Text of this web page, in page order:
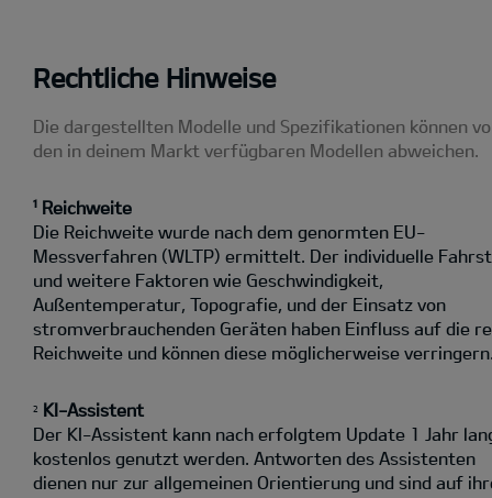
Rechtliche Hinweise
Die dargestellten Modelle und Spezifikationen können
den in deinem Markt verfügbaren Modellen abweichen.
¹ Reichweite
Die Reichweite wurde nach dem genormten EU-
Messverfahren (WLTP) ermittelt. Der individuelle
und weitere Faktoren wie Geschwindigkeit,
Außentemperatur, Topografie‚ und der Einsatz von
stromverbrauchenden Geräten haben Einfluss auf die
Reichweite und können diese möglicherweise
2 KI-Assistent
Der KI-Assistent kann nach erfolgtem Update 1 Jahr
kostenlos genutzt werden. Antworten des Assistenten
dienen nur zur allgemeinen Orientierung und sind auf